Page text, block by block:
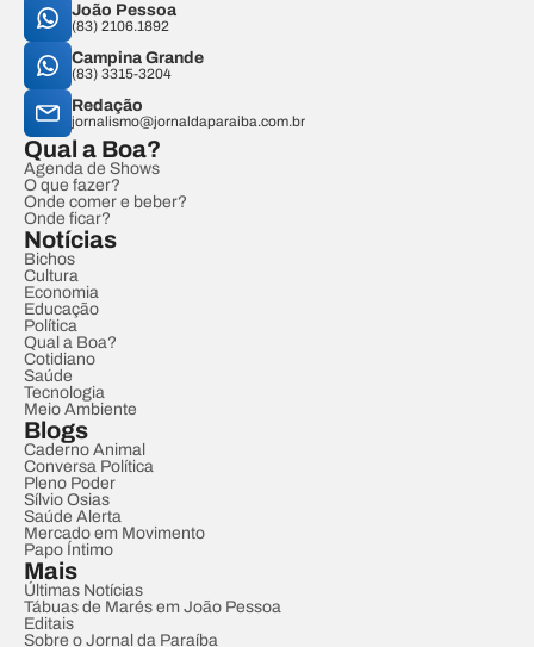
João Pessoa
(83) 2106.1892
Campina Grande
(83) 3315-3204
Redação
jornalismo@jornaldaparaiba.com.br
Qual a Boa?
Agenda de Shows
O que fazer?
Onde comer e beber?
Onde ficar?
Notícias
Bichos
Cultura
Economia
Educação
Política
Qual a Boa?
Cotidiano
Saúde
Tecnologia
Meio Ambiente
Blogs
Caderno Animal
Conversa Política
Pleno Poder
Sílvio Osias
Saúde Alerta
Mercado em Movimento
Papo Íntimo
Mais
Últimas Notícias
Tábuas de Marés em João Pessoa
Editais
Sobre o Jornal da Paraíba